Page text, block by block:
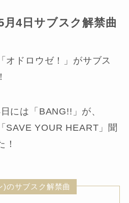
月4日サブスク解禁曲
オドロウゼ！」がサブス
には「BANG!!」が、
SAVE YOUR HEART」聞
！
のサブスク解禁曲